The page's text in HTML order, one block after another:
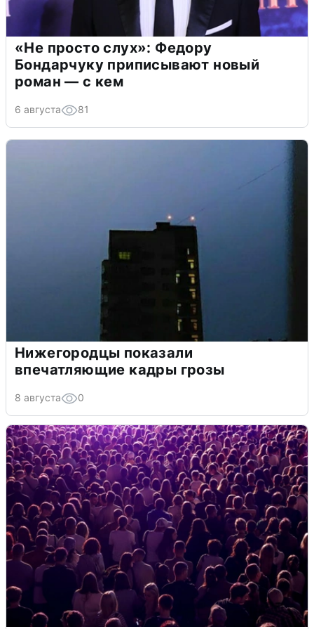
«Не просто слух»: Федору
Бондарчуку приписывают новый
роман — с кем
6 августа 81
Нижегородцы показали
впечатляющие кадры грозы
8 августа 0